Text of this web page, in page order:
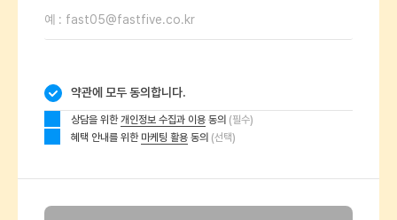
약관에 모두 동의합니다.
상담을 위한 개인정보 수집과 이용 동의 (필수)
혜택 안내를 위한 마케팅 활용 동의